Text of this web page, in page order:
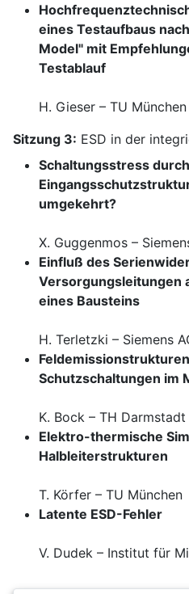
eines Testaufbaus
Model" mit
Testablauf
H. Gieser – TU München
Sitzung 3: ESD in der
Schaltungsstress
umgekehrt?
X. Guggenmos –
Einfluß des
Versorgungsleitungen
eines Bausteins
H. Terletzki – Siemens
Schutzschaltungen im
K. Bock – TH Darmstadt
Elektro-thermische
Halbleiterstrukturen
T. Körfer – TU München
Latente ESD-Fehler
V. Dudek – Institut für